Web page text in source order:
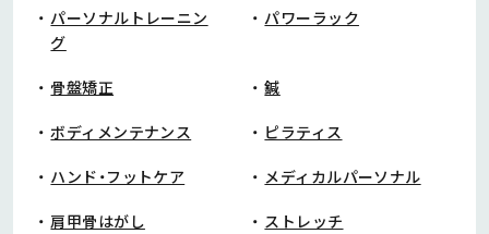
パーソナルトレーニン
グ
パワーラック
骨盤矯正 鍼
ボディメンテナンス ピラティス
ハンド・フットケア メディカルパーソナル
肩甲骨はがし ストレッチ